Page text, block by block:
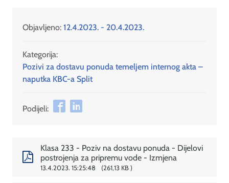
Objavljeno: 12.4.2023. - 20.4.2023.
Kategorija:
Pozivi za dostavu ponuda temeljem internog akta –
naputka KBC-a Split
Podijeli:
Klasa 233 - Poziv na dostavu ponuda - Dijelovi
postrojenja za pripremu vode - Izmjena
13.4.2023. 15:25:48 261,13 KB